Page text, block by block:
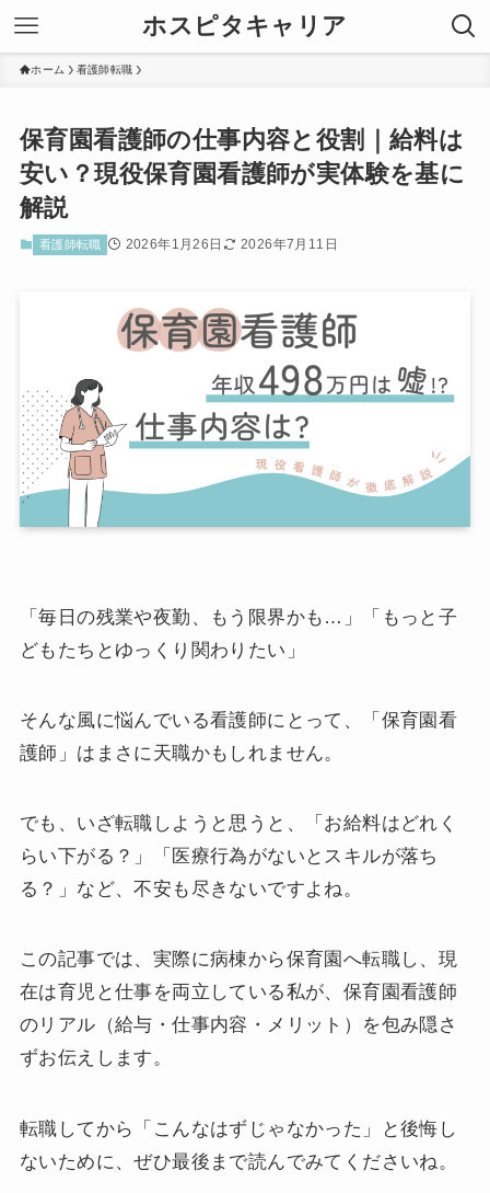
ホスピタキャリア
ホーム 看護師転職
保育園看護師の仕事内容と役割｜給料は
安い？現役保育園看護師が実体験を基に
解説
看護師転職 2026年1月26日 2026年7月11日
「毎日の残業や夜勤、もう限界かも…」「もっと子
どもたちとゆっくり関わりたい」
そんな風に悩んでいる看護師にとって、「保育園看
護師」はまさに天職かもしれません。
でも、いざ転職しようと思うと、「お給料はどれく
らい下がる？」「医療行為がないとスキルが落ち
る？」など、不安も尽きないですよね。
この記事では、実際に病棟から保育園へ転職し、現
在は育児と仕事を両立している私が、保育園看護師
のリアル（給与・仕事内容・メリット）を包み隠さ
ずお伝えします。
転職してから「こんなはずじゃなかった」と後悔し
ないために、ぜひ最後まで読んでみてくださいね。